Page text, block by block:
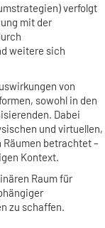
verfolgt
mit der
weitere sich
von
sowohl in den
Dabei
und virtuellen,
Räumen betrachtet –
Kontext.
Raum für
zu schaffen.